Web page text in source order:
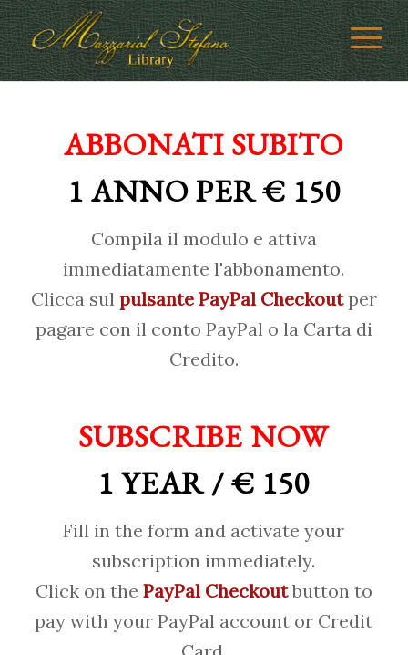
ABBONATI SUBITO
1 ANNO PER € 150
Compila il modulo e attiva
immediatamente l'abbonamento.
Clicca sul pulsante PayPal Checkoutper
pagare con il conto PayPal o la Carta di
Credito.
SUBSCRIBE NOW
1 YEAR / € 150
Fill in the form and activate your
subscription immediately.
Click on the PayPal Checkoutbutton to
pay with your PayPal account or Credit